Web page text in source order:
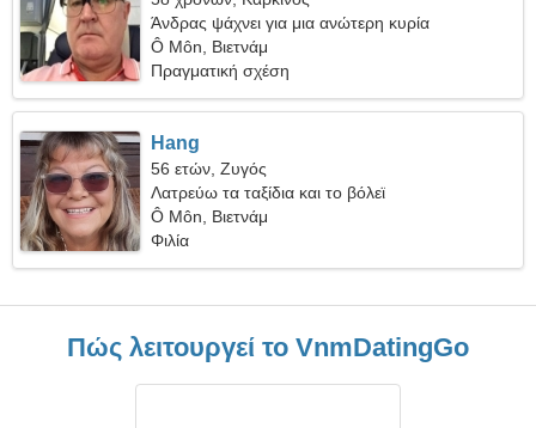
Άνδρας ψάχνει για μια ανώτερη κυρία
Ô Môn, Βιετνάμ
Πραγματική σχέση
Hang
56 ετών, Ζυγός
Λατρεύω τα ταξίδια και το βόλεϊ
Ô Môn, Βιετνάμ
Φιλία
Πώς λειτουργεί το VnmDatingGo